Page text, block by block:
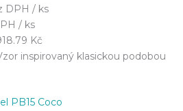
DPH / ks
/ ks
Kč
inspirovaný klasickou podobou
PB15 Coco